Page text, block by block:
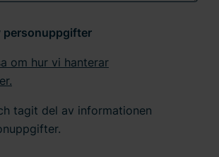
personuppgifter
om hur vi hanterar
tagit del av informationen